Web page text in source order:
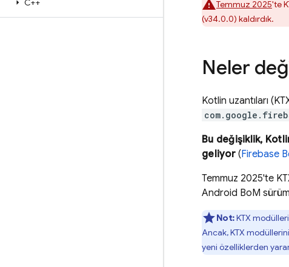
C++
Temmuz 2025'te
(v34.0.0) kaldırdık.
Neler
Kotlin uzantıları
Bu değişiklik,
geliyor(Firebase
Temmuz 2025'te
Android BoM
Not:KTX
Ancak, KTX
yeni özelliklerden